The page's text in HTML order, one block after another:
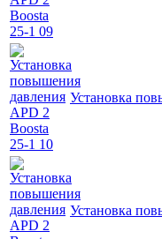
Установка
Установка